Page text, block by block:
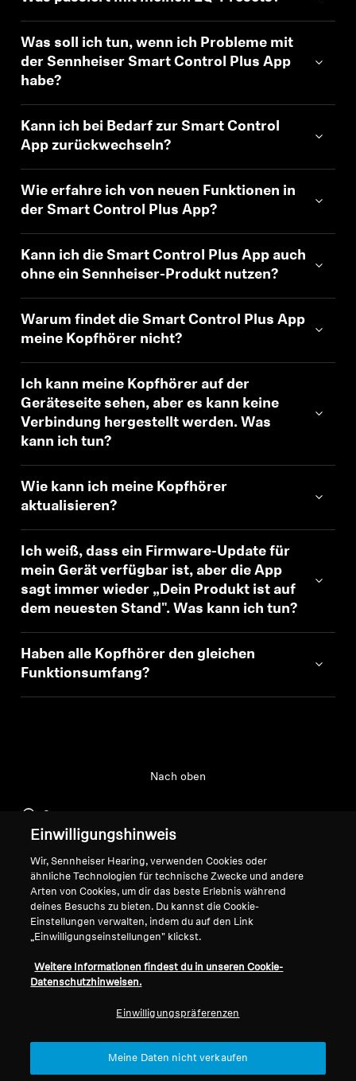
Was soll ich tun, wenn ich Probleme mit
der Sennheiser Smart Control Plus App
habe?
Kann ich bei Bedarf zur Smart Control
App zurückwechseln?
Wie erfahre ich von neuen Funktionen in
der Smart Control Plus App?
Kann ich die Smart Control Plus App auch
ohne ein Sennheiser-Produkt nutzen?
Warum findet die Smart Control Plus App
meine Kopfhörer nicht?
Ich kann meine Kopfhörer auf der
Geräteseite sehen, aber es kann keine
Verbindung hergestellt werden. Was
kann ich tun?
Wie kann ich meine Kopfhörer
aktualisieren?
Ich weiß, dass ein Firmware-Update für
mein Gerät verfügbar ist, aber die App
sagt immer wieder „Dein Produkt ist auf
dem neuesten Stand". Was kann ich tun?
Haben alle Kopfhörer den gleichen
Funktionsumfang?
Support
Nach oben
Impressum
Vertrag widerrufen
Globale Datenschutzrichtlinie
Geschäftsbedingungen für
Smart Control Plus
Koordinierte Richtlinie zur
Unser Unternehmen
Karriere bei Sonova
Pressekontakte
Sennheiser Consumer
Einwilligungshinweis
Wir, Sennheiser Hearing, verwenden Cookies oder
ähnliche Technologien für technische Zwecke und andere
Arten von Cookies, um dir das beste Erlebnis während
deines Besuchs zu bieten. Du kannst die Cookie-
Einstellungen verwalten, indem du auf den Link
„Einwilligungseinstellungen" klickst.
Weitere Informationen findest du in unseren Cookie-
Datenschutzhinweisen.
Einwilligungspräferenzen
Meine Daten nicht verkaufen